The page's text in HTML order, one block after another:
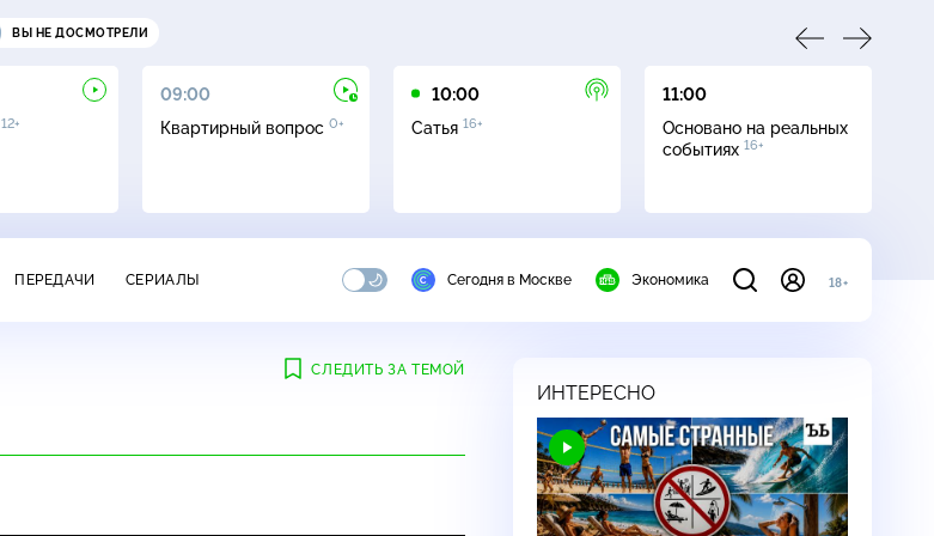
ВЫ НЕ ДОСМОТРЕЛИ
12+
09:00
Квартирный вопрос 0+
10:00
Сатья 16+
11:00
Основано на реальных
событиях 16+
ПЕРЕДАЧИ СЕРИАЛЫ Сегодня в Москве Экономика 18+
СЛЕДИТЬ ЗА ТЕМОЙ
ИНТЕРЕСНО